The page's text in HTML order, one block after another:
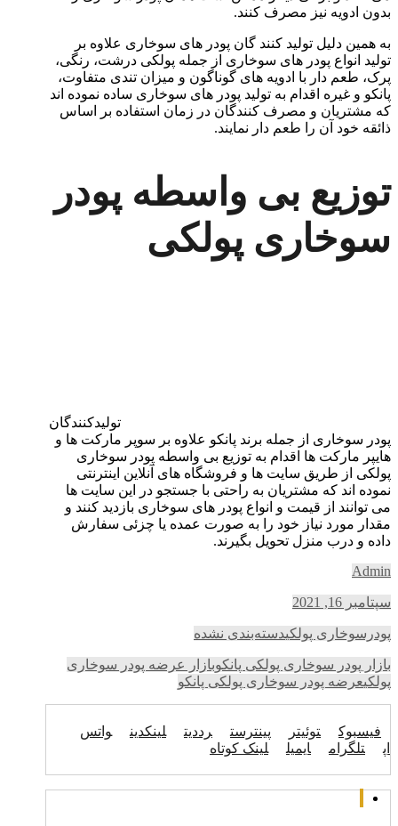
بدون ادویه نیز مصرف کنند.
به همین دلیل تولید کنند گان پودر های سوخاری علاوه بر
تولید انواع پودر های سوخاری از جمله پولکی درشت، رنگی،
پرک، طعم دار با ادویه های گوناگون و میزان تندی متفاوت،
پانکو و غیره اقدام به تولید پودر های سوخاری ساده نموده اند
که مشتریان و مصرف کنندگان در زمان استفاده بر اساس
ذائقه خود آن را طعم دار نمایند.
توزیع بی واسطه پودر
سوخاری پولکی
تولیدکنندگان
پودر سوخاری از جمله برند پانکو علاوه بر سوپر مارکت ها و
هایپر مارکت ها اقدام به توزیع بی واسطه پودر سوخاری
پولکی از طریق سایت ها و فروشگاه های آنلاین اینترنتی
نموده اند که مشتریان به راحتی با جستجو در این سایت ها
می توانند از قیمت و انواع پودر های سوخاری بازدید کنند و
مقدار مورد نیاز خود را به صورت عمده یا چزئی سفارش
داده و درب منزل تحویل بگیرند.
Admin
سپتامبر 16, 2021
پودرسوخاری پولکیدسته‌بندی نشده
بازار پودر سوخاری پولکی پانکوبازار عرضه پودر سوخاری
پولکیعرضه پودر سوخاری پولکی پانکو
فیسبوک توئیتر پینترست رددیت لینکدین
واتس
اپ
تلگرام ایمیل لینک کوتاه